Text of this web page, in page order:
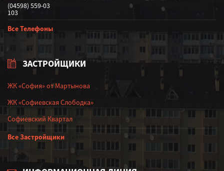
(04598) 559-03
103
Все Телефоны
ЗАСТРОЙЩИКИ
ЖК «София» от Мартынова
ЖК «Софиевская Слободка»
Софиевский Квартал
Все Застройщики